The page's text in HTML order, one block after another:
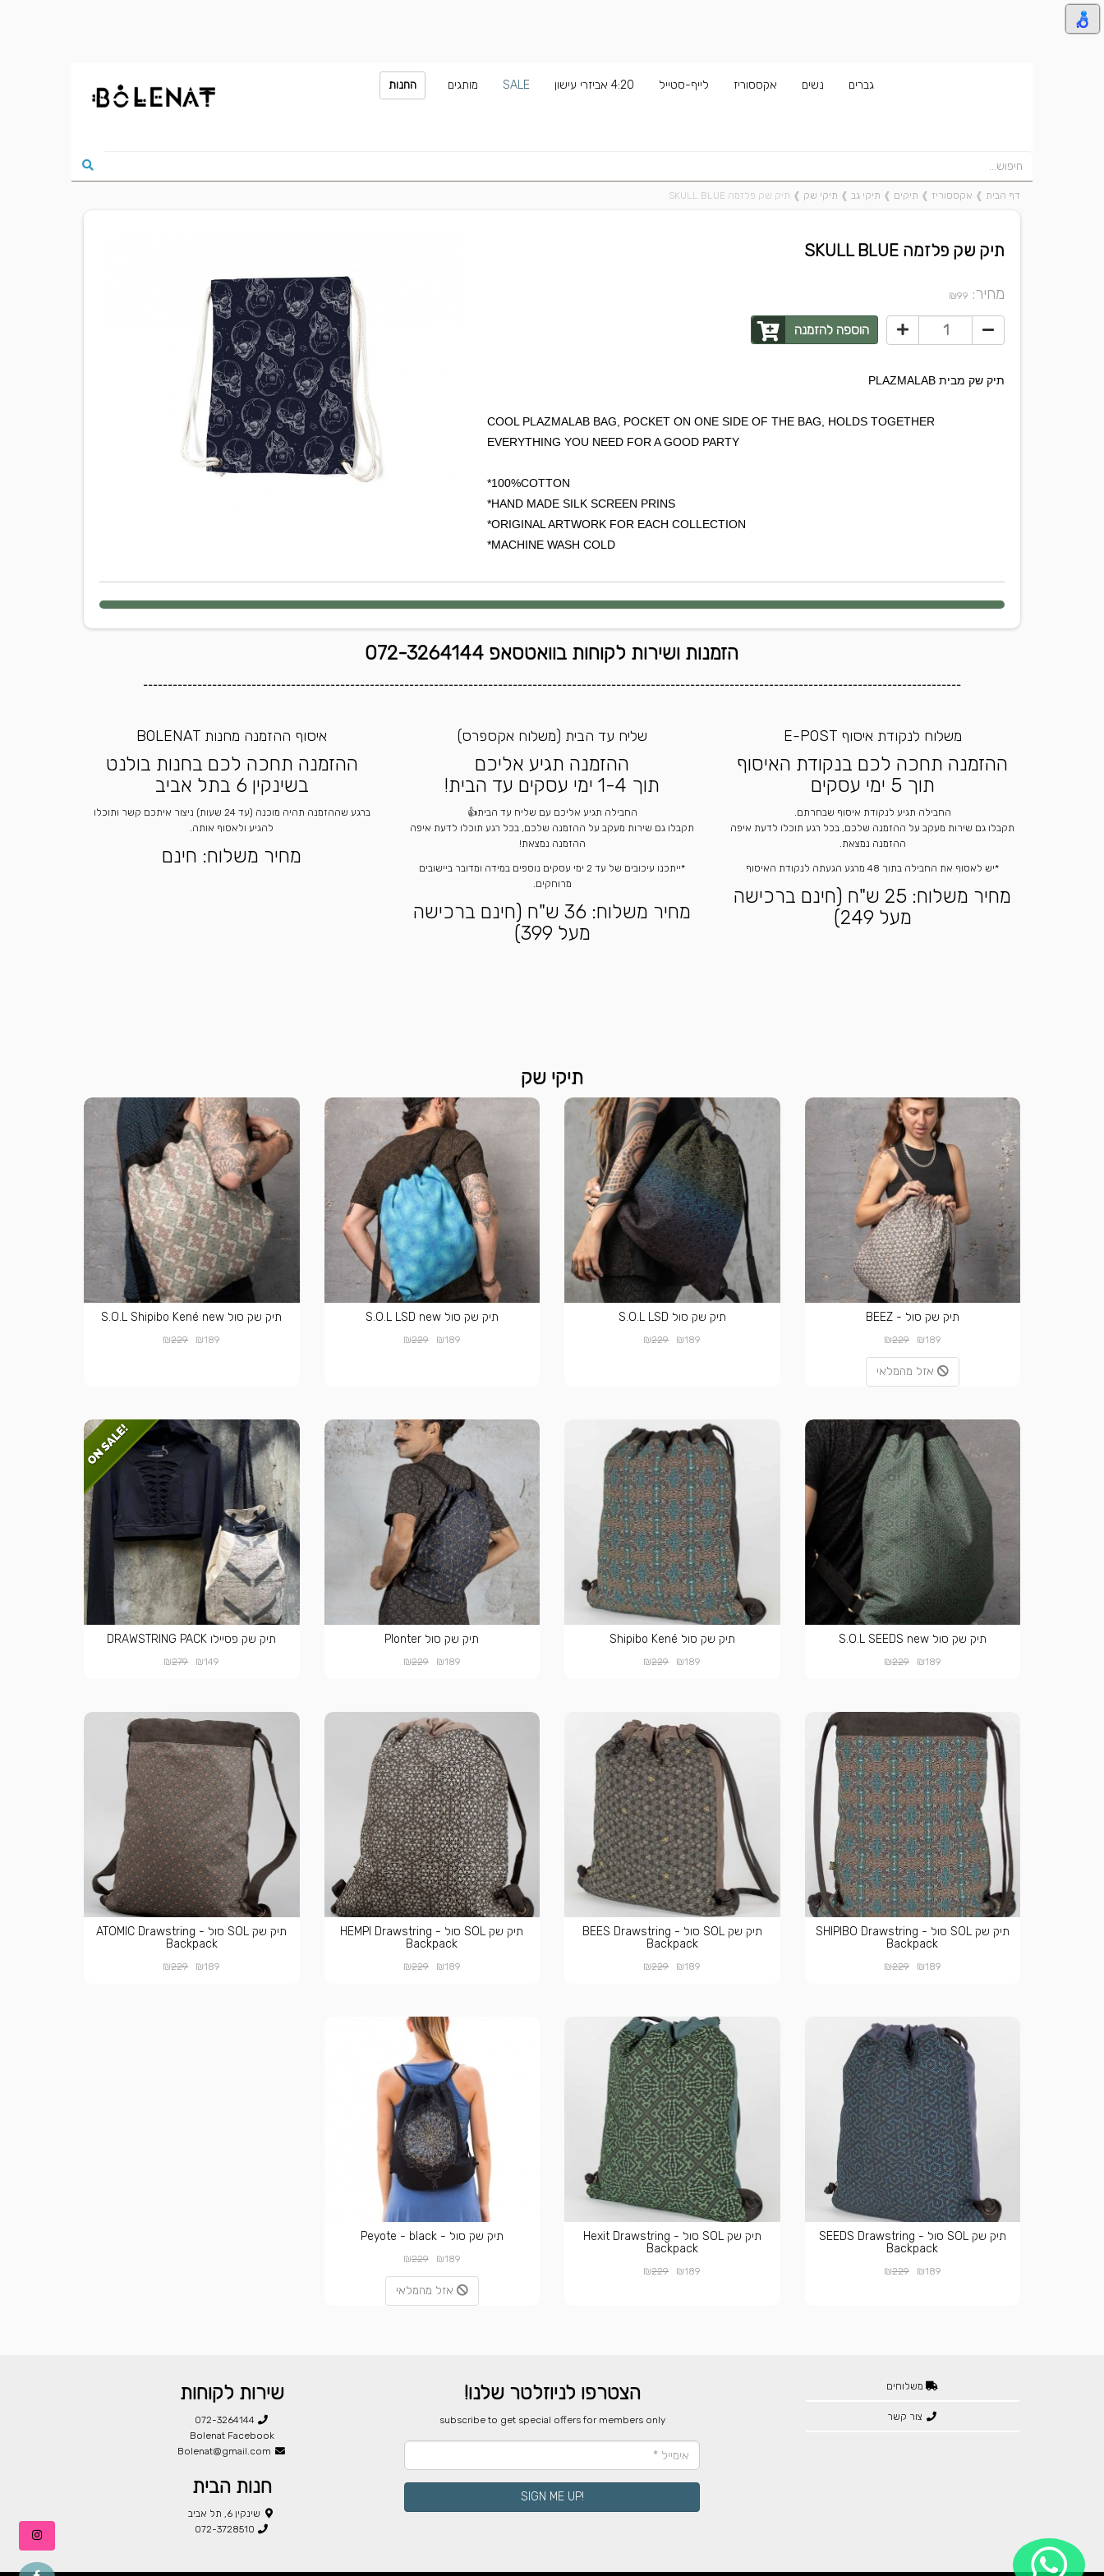
גברים נשים אקססוריז לייף-סטייל 4:20 אביזרי עישון SALE מותגים החנות
דף הבית ❱ אקססוריז ❱ תיקים ❱ תיקי גב ❱ תיקי שק ❱ תיק שק פלזמה SKULL BLUE
תיק שק פלזמה SKULL BLUE
מחיר: ₪99
הוספה להזמנה
תיק שק מבית PLAZMALAB
COOL PLAZMALAB BAG, POCKET ON ONE SIDE OF THE BAG, HOLDS TOGETHER
EVERYTHING YOU NEED FOR A GOOD PARTY
100%COTTON*
HAND MADE SILK SCREEN PRINS*
ORIGINAL ARTWORK FOR EACH COLLECTION*
MACHINE WASH COLD*
הזמנות ושירות לקוחות בוואטסאפ 072-3264144
----------------------------------------------------------------------------------------------------------------------------------------------------------------------
משלוח לנקודת איסוף E-POST
ההזמנה תחכה לכם בנקודת האיסוף
תוך 5 ימי עסקים
החבילה תגיע לנקודת איסוף שבחרתם.
תקבלו גם שירות מעקב על ההזמנה שלכם, בכל רגע תוכלו לדעת איפה
ההזמנה נמצאת.
*יש לאסוף את החבילה בתוך 48 מרגע הגעתה לנקודת האיסוף
מחיר משלוח: 25 ש"ח (חינם ברכישה
מעל 249)
שליח עד הבית (משלוח אקספרס)
ההזמנה תגיע אליכם
תוך 1-4 ימי עסקים עד הבית!
החבילה תגיע אליכם עם שליח עד הבית👍
תקבלו גם שירות מעקב על ההזמנה שלכם, בכל רגע תוכלו לדעת איפה
ההזמנה נמצאת!
*ייתכנו עיכובים של עד 2 ימי עסקים נוספים במידה ומדובר ביישובים
מרוחקים.
מחיר משלוח: 36 ש"ח (חינם ברכישה
מעל 399)
איסוף ההזמנה מחנות BOLENAT
ההזמנה תחכה לכם בחנות בולנט
בשינקין 6 בתל אביב
ברגע שההזמנה תהיה מוכנה (עד 24 שעות) ניצור איתכם קשר ותוכלו
להגיע ולאסוף אותה.
מחיר משלוח: חינם
תיקי שק
תיק שק סול - BEEZ
₪189
₪229
אזל מהמלאי
תיק שק סול S.O.L LSD
₪189
₪229
תיק שק סול S.O.L LSD new
₪189
₪229
תיק שק סול S.O.L Shipibo Kené new
₪189
₪229
תיק שק סול S.O.L SEEDS new
₪189
₪229
תיק שק סול Shipibo Kené
₪189
₪229
תיק שק סול Plonter
₪189
₪229
תיק שק פסיילו DRAWSTRING PACK
₪149
₪279
תיק שק SOL סול - SHIPIBO Drawstring
Backpack
₪189
₪229
תיק שק SOL סול - BEES Drawstring
Backpack
₪189
₪229
תיק שק SOL סול - HEMPI Drawstring
Backpack
₪189
₪229
תיק שק SOL סול - ATOMIC Drawstring
Backpack
₪189
₪229
תיק שק SOL סול - SEEDS Drawstring
Backpack
₪189
₪229
תיק שק SOL סול - Hexit Drawstring
Backpack
₪189
₪229
תיק שק סול - Peyote - black
₪189
₪229
אזל מהמלאי
משלוחים
צור קשר
הצטרפו לניוזלטר שלנו!
​subscribe to get special offers for members only
!SIGN ME UP
שירות לקוחות
072-3264144
Bolenat Facebook
Bolenat@gmail.com
חנות הבית
שינקין 6, תל אביב
072-3728510